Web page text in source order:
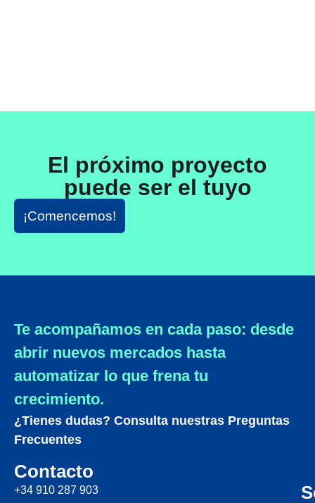
El próximo proyecto
puede ser el tuyo
¡Comencemos!
Te acompañamos en cada paso: desde
abrir nuevos mercados hasta
automatizar lo que frena tu
crecimiento.
¿Tienes dudas? Consulta nuestras Preguntas
Frecuentes
Contacto
+34 910 287 903